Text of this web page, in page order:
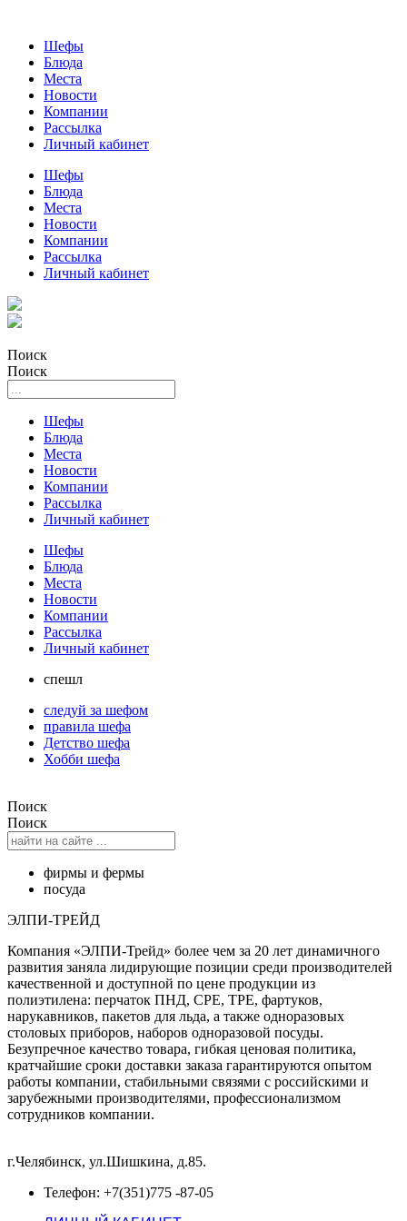
Шефы
Блюда
Места
Новости
Компании
Рассылка
Личный кабинет
Шефы
Блюда
Места
Новости
Компании
Рассылка
Личный кабинет
Поиск
Поиск
Шефы
Блюда
Места
Новости
Компании
Рассылка
Личный кабинет
Шефы
Блюда
Места
Новости
Компании
Рассылка
Личный кабинет
спешл
следуй за шефом
правила шефа
Детство шефа
Хобби шефа
Поиск
Поиск
фирмы и фермы
посуда
ЭЛПИ-ТРЕЙД
Компания «ЭЛПИ-Трейд» более чем за 20 лет динамичного
развития заняла лидирующие позиции среди производителей
качественной и доступной по цене продукции из
полиэтилена: перчаток ПНД, СРЕ, ТРЕ, фартуков,
нарукавников, пакетов для льда, а также одноразовых
столовых приборов, наборов одноразовой посуды.
Безупречное качество товара, гибкая ценовая политика,
кратчайшие сроки доставки заказа гарантируются опытом
работы компании, стабильными связями с российскими и
зарубежными производителями, профессионализмом
сотрудников компании.
г.Челябинск, ул.Шишкина, д.85.
Телефон: +7(351)775 -87-05